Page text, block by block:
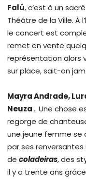
Falú, c’est à un
Théâtre de la Ville. À
le concert est
remet en vente
représentation alors
sur place, sait-on
Mayra Andrade,
Neuza… Une chose
regorge de
une jeune femme se
par ses
de coladeiras, des
il y a trente ans